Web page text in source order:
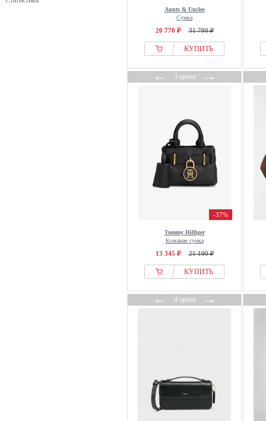
Aunts & Uncles
Сумка
20 770 ₽ 31 790 ₽
КУПИТЬ
←3 цвета→
-37%
Tommy Hilfiger
Кожаная сумка
13 345 ₽ 21 190 ₽
КУПИТЬ
←4 цвета→